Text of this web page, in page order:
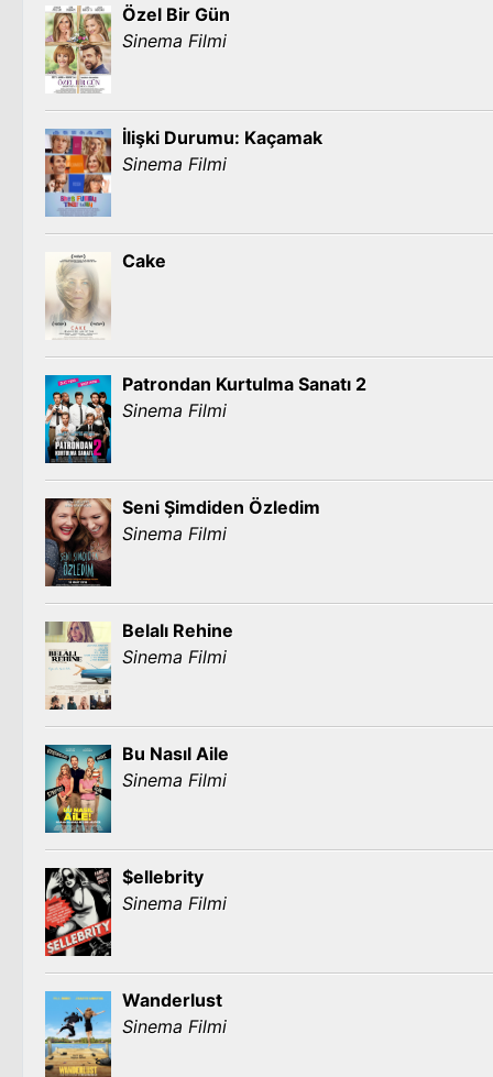
Özel Bir Gün
Sinema Filmi
İlişki Durumu: Kaçamak
Sinema Filmi
Cake
Patrondan Kurtulma Sanatı 2
Sinema Filmi
Seni Şimdiden Özledim
Sinema Filmi
Belalı Rehine
Sinema Filmi
Bu Nasıl Aile
Sinema Filmi
$ellebrity
Sinema Filmi
Wanderlust
Sinema Filmi